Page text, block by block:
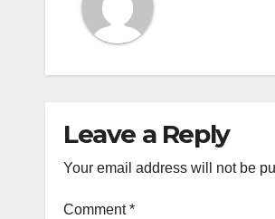
Leave a Reply
Your email address will not be
Comment*